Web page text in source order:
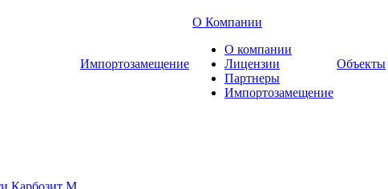
Карбозит М
Импортозамещение
О Компании
О компании
Лицензии
Партнеры
Импортозамещение
Объекты